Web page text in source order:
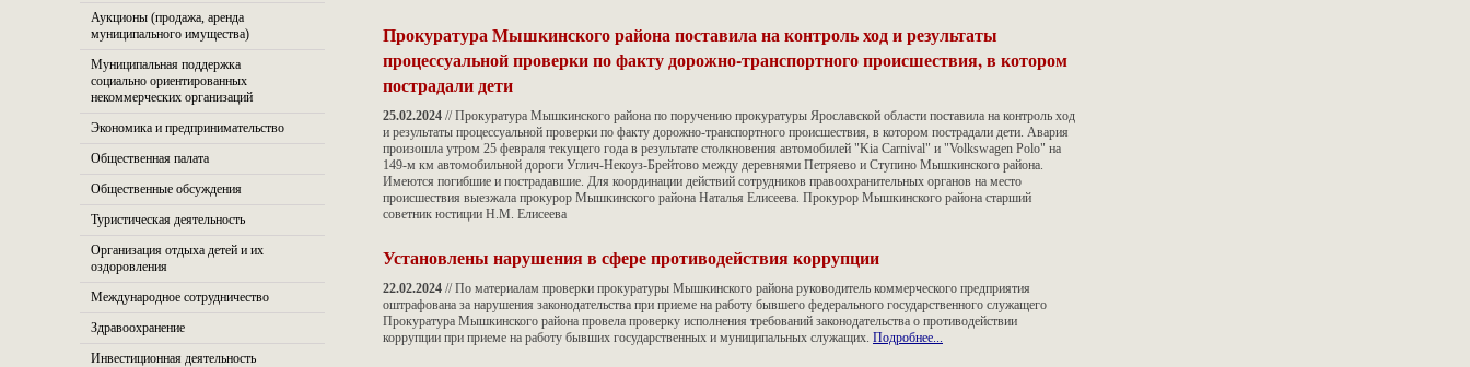
Аукционы (продажа, аренда
муниципального имущества)
Муниципальная поддержка
социально ориентированных
некоммерческих организаций
Экономика и предпринимательство
Общественная палата
Общественные обсуждения
Туристическая деятельность
Организация отдыха детей и их
оздоровления
Международное сотрудничество
Здравоохранение
Инвестиционная деятельность
Прокуратура Мышкинского района поставила на контроль ход и результаты
процессуальной проверки по факту дорожно-транспортного происшествия, в котором
пострадали дети
25.02.2024 // Прокуратура Мышкинского района по поручению прокуратуры Ярославской области поставила на контроль ход
и результаты процессуальной проверки по факту дорожно-транспортного происшествия, в котором пострадали дети. Авария
произошла утром 25 февраля текущего года в результате столкновения автомобилей "Kia Carnival" и "Volkswagen Polo" на
149-м км автомобильной дороги Углич-Некоуз-Брейтово между деревнями Петряево и Ступино Мышкинского района.
Имеются погибшие и пострадавшие. Для координации действий сотрудников правоохранительных органов на место
происшествия выезжала прокурор Мышкинского района Наталья Елисеева. Прокурор Мышкинского района старший
советник юстиции Н.М. Елисеева
Установлены нарушения в сфере противодействия коррупции
22.02.2024 // По материалам проверки прокуратуры Мышкинского района руководитель коммерческого предприятия
оштрафована за нарушения законодательства при приеме на работу бывшего федерального государственного служащего
Прокуратура Мышкинского района провела проверку исполнения требований законодательства о противодействии
коррупции при приеме на работу бывших государственных и муниципальных служащих. Подробнее...